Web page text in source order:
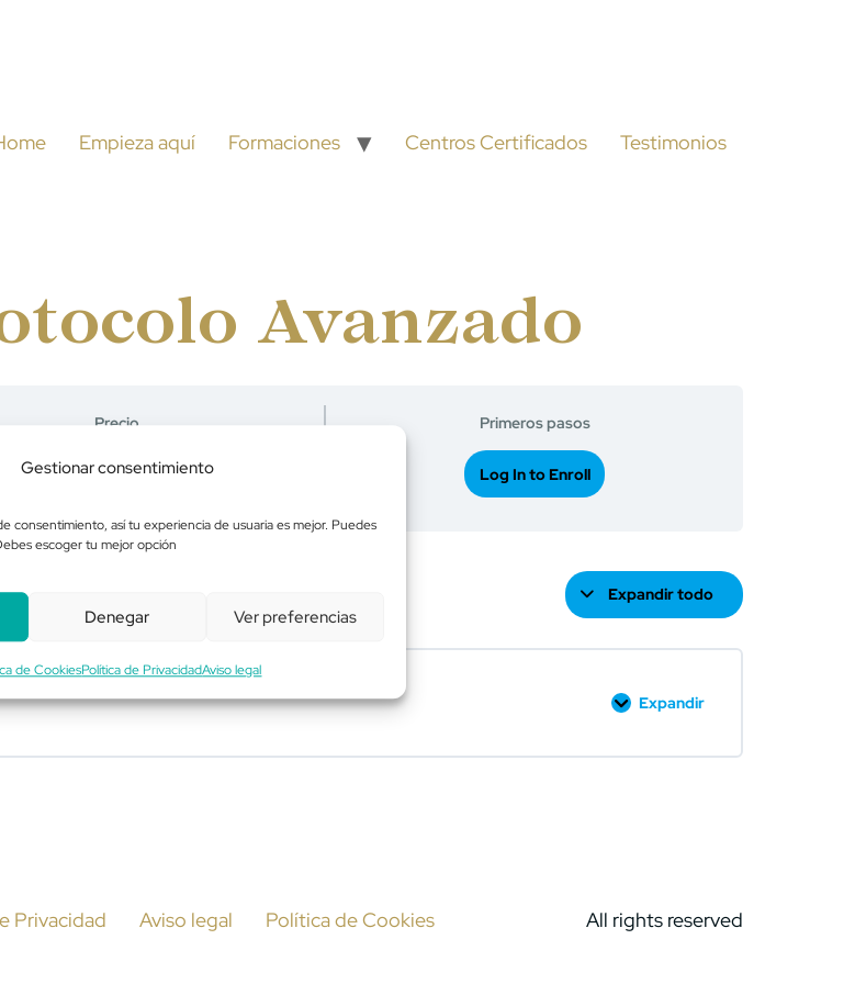
Gestionar consentimiento
consentimiento, así tu experiencia de usuaria es mejor. Puedes
escoger tu mejor opción
Denegar Ver preferencias
de CookiesPolítica de PrivacidadAviso legal
Empieza aquí Formaciones Centros Certificados Testimonios
Avanzado
Precio
Gratuito
Primeros pasos
Log In to Enroll
Expandir todo
Expandir
Privacidad Aviso legal Política de Cookies All rights reserved